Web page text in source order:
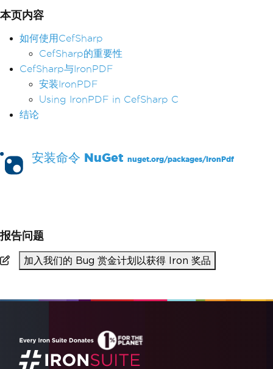
本页内容
如何使用CefSharp
CefSharp的重要性
CefSharp与IronPDF
安装IronPDF
Using IronPDF in CefSharp C
结论
安装命令 NuGet nuget.org/packages/IronPdf
报告问题
加入我们的 Bug 赏金计划以获得 Iron 奖品